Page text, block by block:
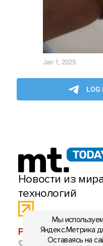
Новости из
технологий
РЕКЛАМА:
© 2006-2026 mt.today \
Мы
Яндекс.Метрика
Оставаясь на